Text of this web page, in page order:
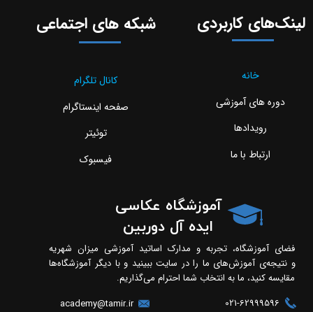
آموزشگاه عکاسی
ایده آل دوربین
فضای آموزشگاه، تجربه و مدارک اساتید آموزشی میزان شهریه
و نتیجه‌ی آموزش‌های ما را در سایت ببینید و با دیگر آموزشگاه‌ها
مقایسه کنید، ما به انتخاب شما احترام می‌گذاریم.
021-62999596
academy@tamir.ir
لینک‌های کاربردی
خانه
دوره های آموزشی
رویدادها
ارتباط با ما
شبکه های اجتماعی
کانال تلگرام
صفحه اینستاگرام
توئیتر
فیسبوک